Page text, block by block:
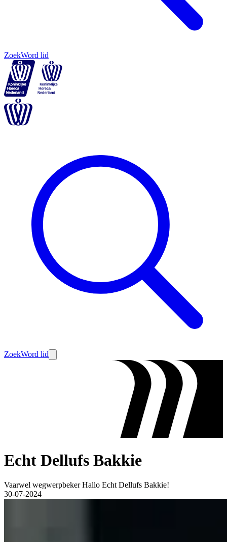
ZoekWord lid
ZoekWord lid
Echt Dellufs Bakkie
Vaarwel wegwerpbeker Hallo Echt Dellufs Bakkie!
30-07-2024